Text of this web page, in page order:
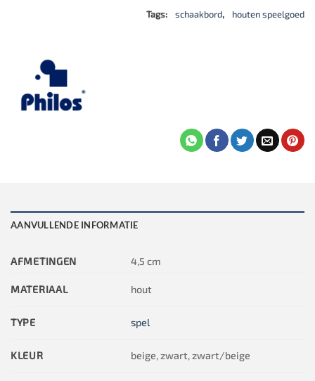
Tags:
schaakbord, houten speelgoed
AANVULLENDE INFORMATIE
AFMETINGEN 4,5 cm
MATERIAAL hout
TYPE spel
KLEUR beige, zwart, zwart/beige